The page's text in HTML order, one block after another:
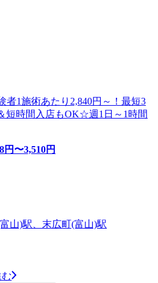
者1施術あたり2,840円～！最短3
短時間入店もOK☆週1日～1時間
円〜3,510円
山)駅、末広町(富山)駅